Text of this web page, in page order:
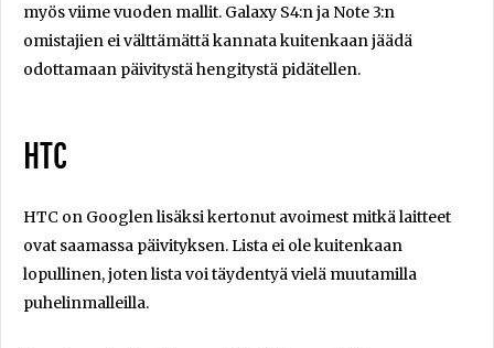
myös viime vuoden mallit. Galaxy S4:n ja Note 3:n
omistajien ei välttämättä kannata kuitenkaan jäädä
odottamaan päivitystä hengitystä pidätellen.
HTC
HTC on Googlen lisäksi kertonut avoimest mitkä laitteet
ovat saamassa päivityksen. Lista ei ole kuitenkaan
lopullinen, joten lista voi täydentyä vielä muutamilla
puhelinmalleilla.